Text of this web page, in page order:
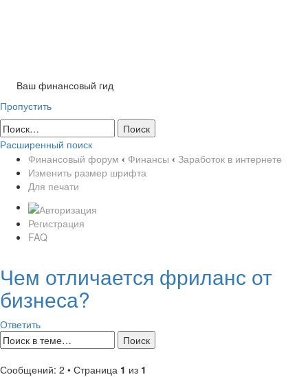
Ваш финансовый гид
Пропустить
Расширенный поиск
Финансовый форум ‹ Финансы ‹ Заработок в интернете
Изменить размер шрифта
Для печати
Регистрация
FAQ
Чем отличается фриланс от
бизнеса?
Ответить
Сообщений: 2 • Страница 1 из 1